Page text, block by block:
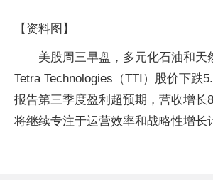
【资料图】
美股周三早盘，多元化石油和天
Tetra Technologies（TTI）股价下跌
报告第三季度盈利超预期，营收增长
将继续专注于运营效率和战略性增长